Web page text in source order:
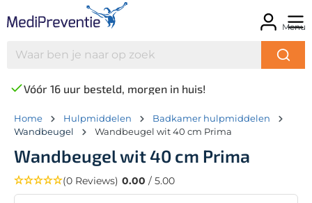
Menu
Vóór 16 uur besteld, morgen in huis!
Home Hulpmiddelen
Badkamer hulpmiddelen
Wandbeugel
Wandbeugel wit 40 cm Prima
Wandbeugel wit 40 cm Prima
(0 Reviews) 0.00 / 5.00